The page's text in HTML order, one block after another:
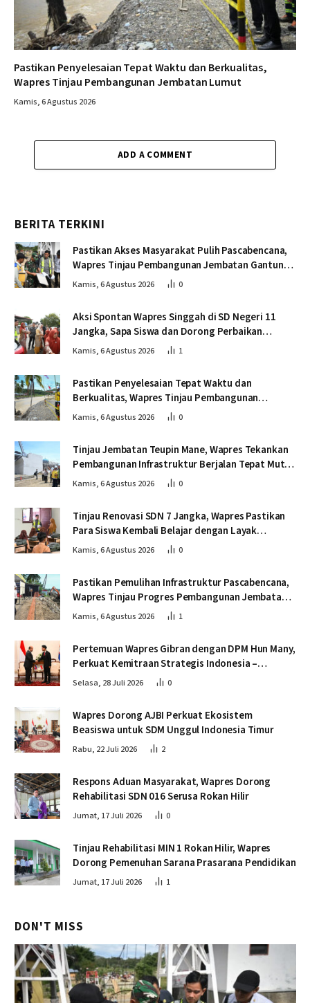
Pastikan Penyelesaian Tepat Waktu dan Berkualitas,
Wapres Tinjau Pembangunan Jembatan Lumut
Kamis, 6 Agustus 2026
ADD A COMMENT
BERITA TERKINI
Pastikan Akses Masyarakat Pulih Pascabencana,
Wapres Tinjau Pembangunan Jembatan Gantung
Kendawi
Kamis, 6 Agustus 2026 0
Aksi Spontan Wapres Singgah di SD Negeri 11
Jangka, Sapa Siswa dan Dorong Perbaikan
Sekolah
Kamis, 6 Agustus 2026 1
Pastikan Penyelesaian Tepat Waktu dan
Berkualitas, Wapres Tinjau Pembangunan
Jembatan Lumut
Kamis, 6 Agustus 2026 0
Tinjau Jembatan Teupin Mane, Wapres Tekankan
Pembangunan Infrastruktur Berjalan Tepat Mutu
dan Tepat Waktu
Kamis, 6 Agustus 2026 0
Tinjau Renovasi SDN 7 Jangka, Wapres Pastikan
Para Siswa Kembali Belajar dengan Layak
Pascabencana
Kamis, 6 Agustus 2026 0
Pastikan Pemulihan Infrastruktur Pascabencana,
Wapres Tinjau Progres Pembangunan Jembatan
Krueng Tingkeum Bireuen
Kamis, 6 Agustus 2026 1
Pertemuan Wapres Gibran dengan DPM Hun Many,
Perkuat Kemitraan Strategis Indonesia –
Kamboja
Selasa, 28 Juli 2026 0
Wapres Dorong AJBI Perkuat Ekosistem
Beasiswa untuk SDM Unggul Indonesia Timur
Rabu, 22 Juli 2026 2
Respons Aduan Masyarakat, Wapres Dorong
Rehabilitasi SDN 016 Serusa Rokan Hilir
Jumat, 17 Juli 2026 0
Tinjau Rehabilitasi MIN 1 Rokan Hilir, Wapres
Dorong Pemenuhan Sarana Prasarana Pendidikan
Jumat, 17 Juli 2026 1
DON'T MISS